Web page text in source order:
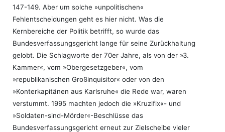
147-149. Aber um solche »unpolitischen«
Fehlentscheidungen geht es hier nicht. Was die
Kernbereiche der Politik betrifft, so wurde das
Bundesverfassungsgericht lange für seine Zurückhaltung
gelobt. Die Schlagworte der 70er Jahre, als von der »3.
Kammer«, vom »Obergesetzgeber«, vom
»republikanischen Großinquisitor« oder von den
»Konterkapitänen aus Karlsruhe« die Rede war, waren
verstummt. 1995 machten jedoch die »Kruzifix«- und
»Soldaten-sind-Mörder«-Beschlüsse das
Bundesverfassungsgericht erneut zur Zielscheibe vieler